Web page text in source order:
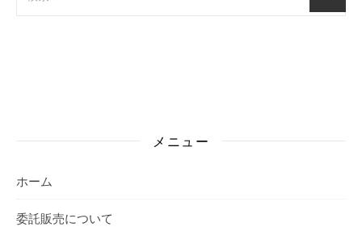
メニュー
ホーム
委託販売について